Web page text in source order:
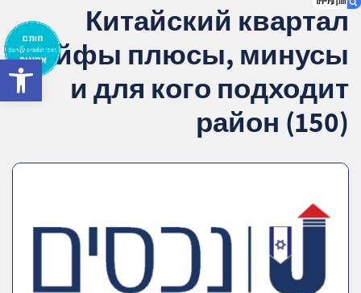
1. Китайский квартал Хайфы плюсы,
минусы и для кого подходит район (150)
2. אודות U נכסים
3. שאלתם ? ענינו !
Китайский квартал
Хайфы плюсы, минусы
и для кого подходит
район (150)